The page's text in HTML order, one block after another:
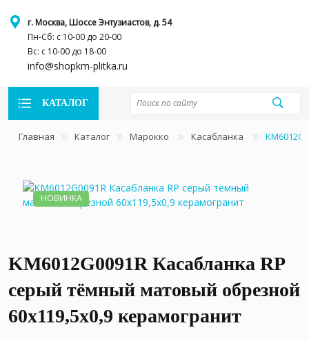
г. Москва, Шоссе Энтузиастов, д. 54
Пн-Сб: с 10-00 до 20-00
Вс: с 10-00 до 18-00
info@shopkm-plitka.ru
КАТАЛОГ
Главная Каталог Марокко Касабланка
НОВИНКА
KM6012G0091R Касабланка RP
серый тёмный матовый обрезной
60x119,5x0,9 керамогранит